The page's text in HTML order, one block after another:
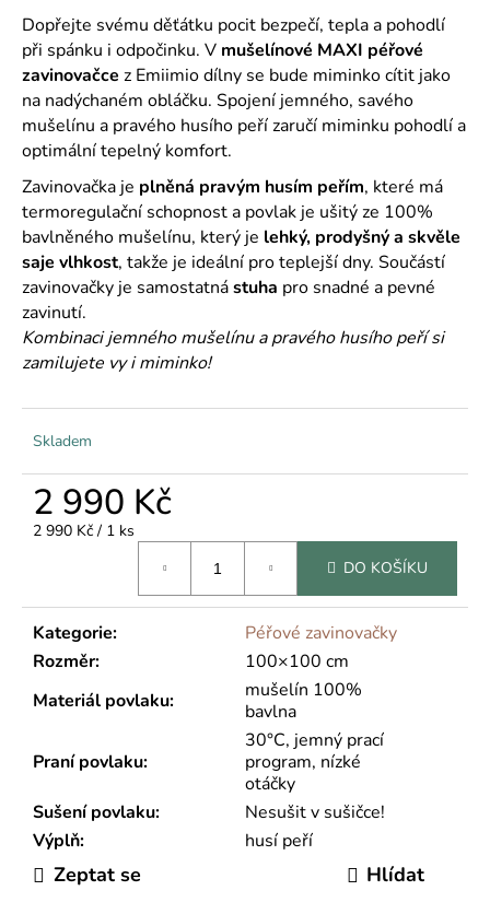
Dopřejte svému děťátku pocit bezpečí, tepla a pohodlí
při spánku i odpočinku. V mušelínové MAXI péřové
zavinovačce z Emiimio dílny se bude miminko cítit jako
na nadýchaném obláčku. Spojení jemného, savého
mušelínu a pravého husího peří zaručí miminku pohodlí a
optimální tepelný komfort.
Zavinovačka je plněná pravým husím peřím, které má
termoregulační schopnost a povlak je ušitý ze 100%
bavlněného mušelínu, který je lehký, prodyšný a skvěle
saje vlhkost, takže je ideální pro teplejší dny. Součástí
zavinovačky je samostatnástuha pro snadné a pevné
zavinutí.
Kombinaci jemného mušelínu a pravého husího peří si
zamilujete vy i miminko!
Skladem
2 990 Kč
Měrná
2 990 Kč / 1 ks
DO KOŠÍKU
Kategorie:
Péřové zavinovačky
Rozměr:
100×100 cm
Materiál povlaku:
mušelín 100%
bavlna
Praní povlaku:
30°C, jemný prací
program, nízké
otáčky
Sušení povlaku:
Nesušit v sušičce!
Výplň: husí peří
Zeptat se Hlídat
o
r
u
č
u
j
e
m
e